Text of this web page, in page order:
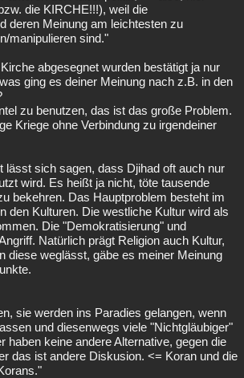
die KIRCHE!!!), weil die
deren Meinung am leichtesten zu
manipulieren sind."
abgesegnet wurden bestätigt ja nur
ging es deiner Meinung nach z.B. in den
zu benutzen, das ist das große Problem.
Kriege ohne Verbindung zu irgendeiner
lässt sich sagen, dass Djihad oft auch nur
wird. Es heißt ja nicht, töte tausende
bekehren. Das Hauptproblem besteht im
den Kulturen. Die westliche Kultur wird als
Die "Demokratisierung" und
Natürlich prägt Religion auch Kultur,
diese weglässt, gäbe es meiner Meinung
sie werden ins Paradies gelangen, wenn
und diesenwegs viele "Nichtgläubiger"
haben keine andere Alternative, gegen die
das ist andere Diskusion. <= Koran und die